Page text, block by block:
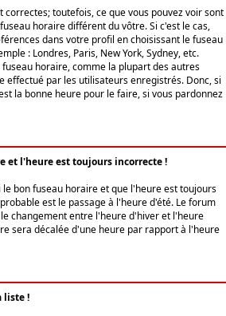
correctes; toutefois, ce que vous pouvez voir sont
horaire différent du vôtre. Si c'est le cas,
dans votre profil en choisissant le fuseau
: Londres, Paris, New York, Sydney, etc.
horaire, comme la plupart des autres
effectué par les utilisateurs enregistrés. Donc, si
la bonne heure pour le faire, si vous pardonnez
et l'heure est toujours incorrecte !
le bon fuseau horaire et que l'heure est toujours
est le passage à l'heure d'été. Le forum
changement entre l'heure d'hiver et l'heure
sera décalée d'une heure par rapport à l'heure
liste !